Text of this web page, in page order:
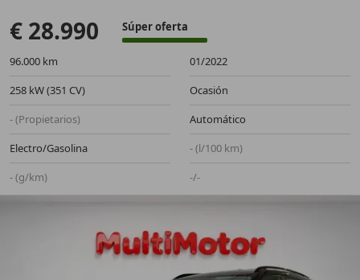
€ 28.990 Súper oferta
96.000 km
01/2022
258 kW (351 CV)
Ocasión
- (Propietarios)
Automático
Electro/Gasolina
- (l/100 km)
- (g/km)
-/-